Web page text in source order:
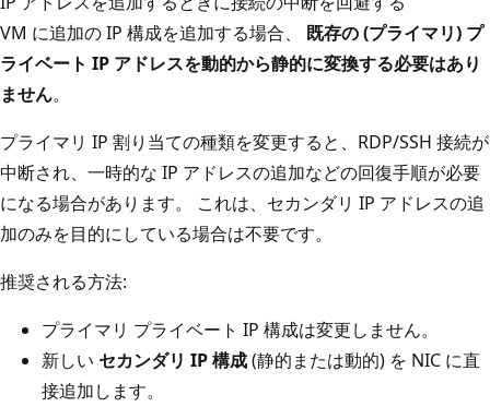
VM に追加の IP 構成を追加する場合、 既存の (プライマリ) プ
ライベート IP アドレスを動的から静的に変換する必要はあり
ません。
プライマリ IP 割り当ての種類を変更すると、RDP/SSH 接続が
中断され、一時的な IP アドレスの追加などの回復手順が必要
になる場合があります。 これは、セカンダリ IP アドレスの追
加のみを目的にしている場合は不要です。
推奨される方法:
プライマリ プライベート IP 構成は変更しません。
新しい セカンダリ IP 構成(静的または動的) を NIC に直
接追加します。